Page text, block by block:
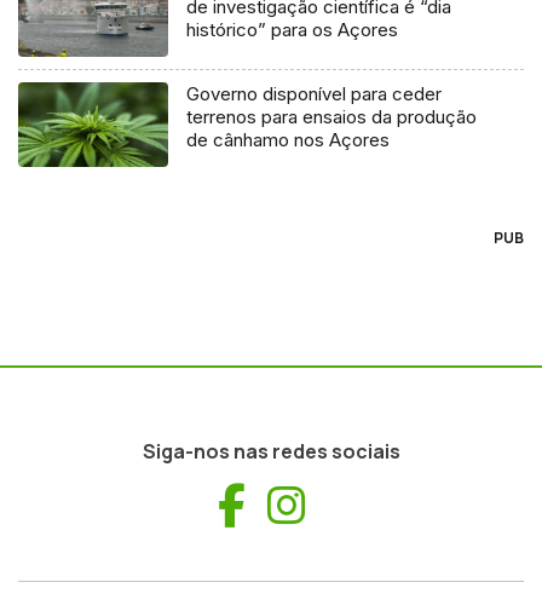
de investigação científica é “dia
histórico” para os Açores
Governo disponível para ceder
terrenos para ensaios da produção
de cânhamo nos Açores
PUB
Siga-nos nas redes sociais
Facebook